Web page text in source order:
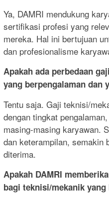
Ya, DAMRI mendukung
sertifikasi profesi yang
mereka. Hal ini bertujuan
dan profesionalisme
Apakah ada perbedaan
yang berpengalaman dan
Tentu saja. Gaji teknisi/
dengan tingkat
masing-masing karyawan.
dan keterampilan, semakin
diterima.
Apakah DAMRI
bagi teknisi/mekanik